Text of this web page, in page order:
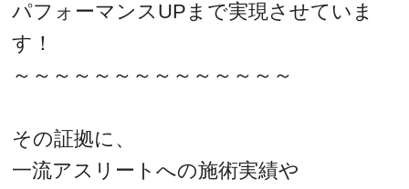
パフォーマンスUPまで実現させていま
す！
～～～～～～～～～～～～～～
その証拠に、
一流アスリートへの施術実績や